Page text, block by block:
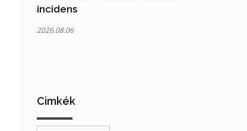
incidens
2026.08.06
Cimkék